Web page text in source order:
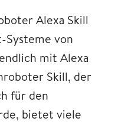
Alexa Skill
Systeme von
mit Alexa
Skill, der
für den
bietet viele